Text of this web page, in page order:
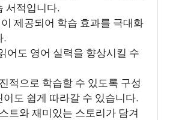
서적입니다.
제공되어 학습 효과를 극대화
.
어도 영어 실력을 향상시킬 수
적으로 학습할 수 있도록 구성
도 쉽게 따라갈 수 있습니다.
트와 재미있는 스토리가 담겨